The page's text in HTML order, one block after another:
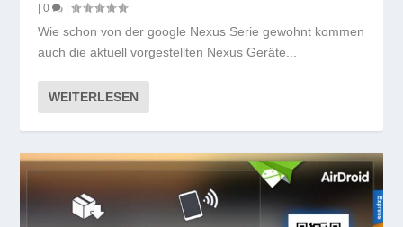
|0 |
Wie schon von der google Nexus Serie gewohnt kommen
auch die aktuell vorgestellten Nexus Geräte...
WEITERLESEN